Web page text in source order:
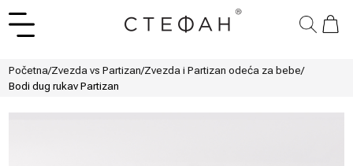
Početna/Zvezda vs Partizan/Zvezda i Partizan odeća za bebe/
Bodi dug rukav Partizan